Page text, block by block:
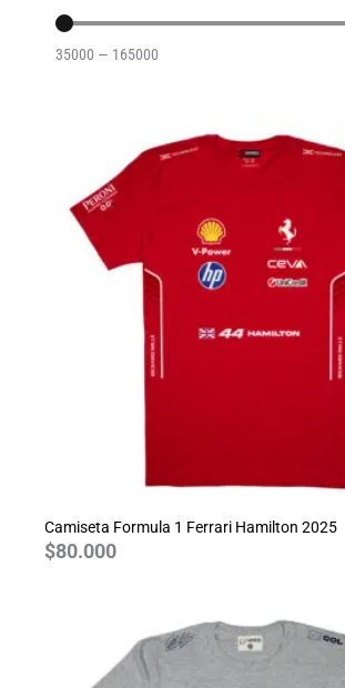
35000 — 165000
Camiseta Formula 1 Ferrari Hamilton 2025
$80.000